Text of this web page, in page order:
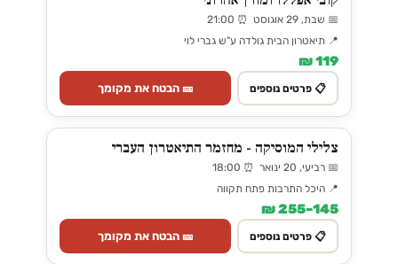
📅 שבת, 29 אוגוסט ⏰ 21:00
📍 תיאטרון הבית גולדה ע"ש גברי לוי
119 ₪
📋 פרטים נוספים 🎫 הבטח את מקומך
צלילי המוסיקה - מחזמר התיאטרון העברי
📅 רביעי, 20 ינואר ⏰ 18:00
📍 היכל התרבות פתח תקווה
145–255 ₪
📋 פרטים נוספים 🎫 הבטח את מקומך